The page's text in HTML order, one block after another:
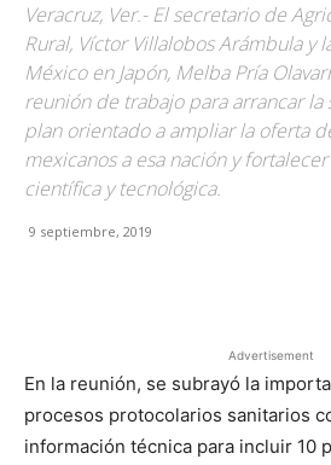
Veracruz, Ver.- El secretario de
Rural, Víctor Villalobos Arámbula y
México en Japón, Melba Pría
reunión de trabajo para arrancar la
plan orientado a ampliar la oferta
mexicanos a esa nación y
científica y tecnológica.
9 septiembre, 2019
Advertisement
En la reunión, se subrayó la
procesos protocolarios sanitarios
información técnica para incluir 10